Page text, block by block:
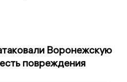
Воронежскую
повреждения